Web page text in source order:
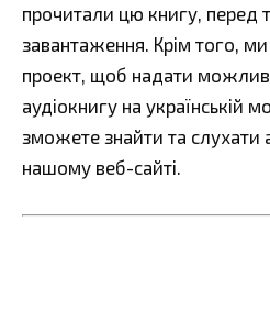
прочитали цю книгу, перед
завантаження. Крім того,
проект, щоб надати
аудіокнигу на українській
зможете знайти та слухати
нашому веб-сайті.